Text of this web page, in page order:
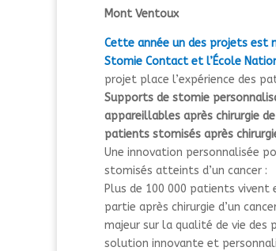
Mont Ventoux
Cette année un des projets est
Stomie Contact et l’École
projet place l’expérience des
Supports de stomie
appareillables après chirurgie
patients stomisés après
Une innovation personnalisée
stomisés atteints d’un cancer :
Plus de 100 000 patients vivent
partie après chirurgie d’un
majeur sur la qualité de vie des
solution innovante et